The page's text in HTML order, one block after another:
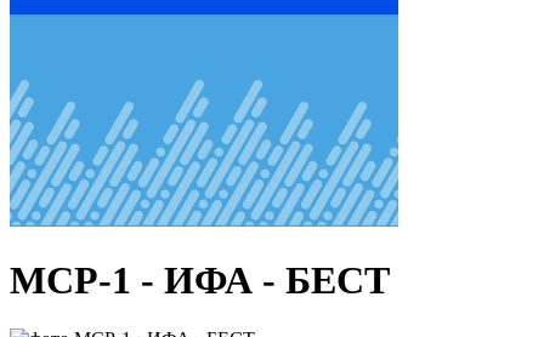
МСР-1 - ИФА - БЕСТ